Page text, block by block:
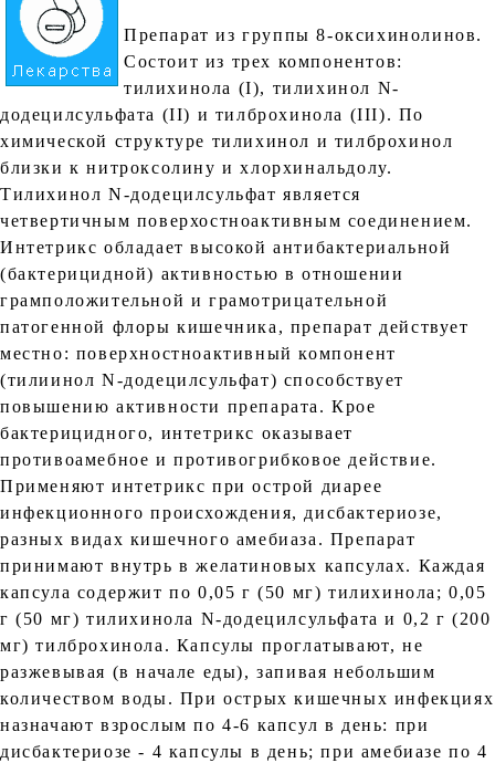
Препарат из группы 8-оксихинолинов.
Состоит из трех компонентов:
тилихинола (I), тилихинол N-
додецилсульфата (II) и тилброхинола (III). По
химической структуре тилихинол и тилброхинол
близки к нитроксолину и хлорхинальдолу.
Тилихинол N-додецилсульфат является
четвертичным поверхостноактивным соединением.
Интетрикс обладает высокой антибактериальной
(бактерицидной) активностью в отношении
грамположительной и грамотрицательной
патогенной флоры кишечника, препарат действует
местно: поверхностноактивный компонент
(тилиинол N-додецилсульфат) способствует
повышению активности препарата. Крое
бактерицидного, интетрикс оказывает
противоамебное и противогрибковое действие.
Применяют интетрикс при острой диарее
инфекционного происхождения, дисбактериозе,
разных видах кишечного амебиаза. Препарат
принимают внутрь в желатиновых капсулах. Каждая
капсула содержит по 0,05 г (50 мг) тилихинола; 0,05
г (50 мг) тилихинола N-додецилсульфата и 0,2 г (200
мг) тилброхинола. Капсулы проглатывают, не
разжевывая (в начале еды), запивая небольшим
количеством воды. При острых кишечных инфекциях
назначают взрослым по 4-6 капсул в день: при
дисбактериозе - 4 капсулы в день; при амебиазе по 4